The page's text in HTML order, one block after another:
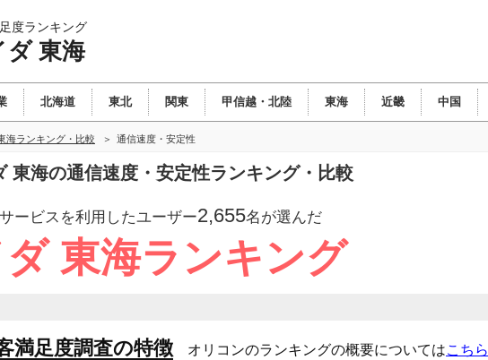
度ランキング
ダ 東海
北海道 東北 関東 甲信越・北陸 東海 近畿 中国
海ランキング・比較 通信速度・安定性
東海の通信速度・安定性ランキング・比較
ービスを利用したユーザー2,655名が選んだ
東海ランキング
満足度調査の特徴 オリコンのランキングの概要についてはこちら